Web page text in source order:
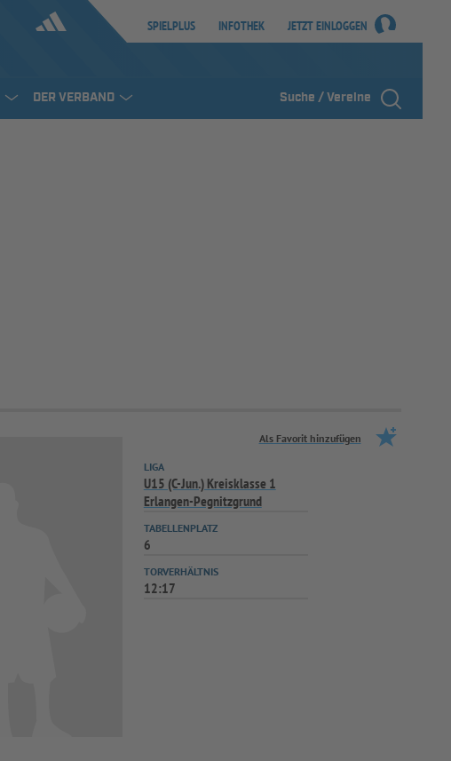
SPIELPLUS INFOTHEK JETZT EINLOGGEN
DER VERBAND Suche / Vereine
Als Favorit hinzufügen
LIGA
U15 (C-Jun.) Kreisklasse 1
Erlangen-Pegnitzgrund
TABELLENPLATZ
6
TORVERHÄLTNIS
12:17